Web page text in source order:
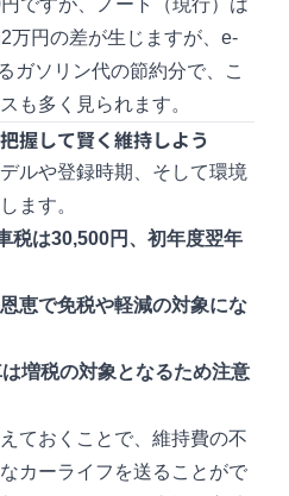
ですが、ノート（現行）は
万円の差が生じますが、e-
ガソリン代の節約分で、こ
も多く見られます。
握して賢く維持しよう
ルや登録時期、そして環境
ます。
税は30,500円、初年度翌年
恵で免税や軽減の対象にな
増税の対象となるため注意
ておくことで、維持費の不
カーライフを送ることがで